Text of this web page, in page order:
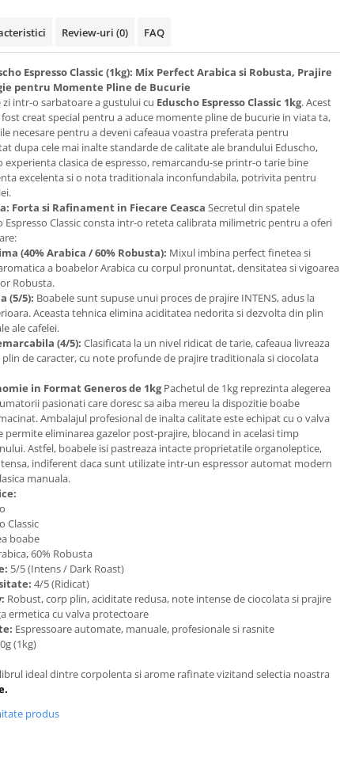
Review-uri (0) FAQ
Espresso Classic (1kg): Mix Perfect Arabica si Robusta, Prajire
pentru Momente Pline de Bucurie
intr-o sarbatoare a gustului cu Eduscho Espresso Classic 1kg. Acest
creat special pentru a aduce momente pline de bucurie in viata ta,
necesare pentru a deveni cafeaua voastra preferata pentru
dupa cele mai inalte standarde de calitate ale brandului Eduscho,
clasica de espresso, remarcandu-se printr-o tarie bine
excelenta si o nota traditionala inconfundabila, potrivita pentru
Forta si Rafinament in Fiecare Ceasca Secretul din spatele
Espresso Classic consta intr-o reteta calibrata milimetric pentru a oferi
(40% Arabica / 60% Robusta): Mixul imbina perfect finetea si
a boabelor Arabica cu corpul pronuntat, densitatea si vigoarea
Robusta.
(5/5): Boabele sunt supuse unui proces de prajire INTENS, adus la
Aceasta tehnica elimina aciditatea nedorita si dezvolta din plin
ale cafelei.
(4/5): Clasificata la un nivel ridicat de tarie, cafeaua livreaza
de caracter, cu note profunde de prajire traditionala si ciocolata
in Format Generos de 1kgPachetul de 1kg reprezinta alegerea
pasionati care doresc sa aiba mereu la dispozitie boabe
Ambalajul profesional de inalta calitate este echipat cu o valva
permite eliminarea gazelor post-prajire, blocand in acelasi timp
Astfel, boabele isi pastreaza intacte proprietatile organoleptice,
indiferent daca sunt utilizate intr-un espressor automat modern
manuala.
Classic
boabe
60% Robusta
5/5 (Intens / Dark Roast)
4/5 (Ridicat)
Robust, corp plin, aciditate redusa, note intense de ciocolata si prajire
ermetica cu valva protectoare
Espressoare automate, manuale, profesionale si rasnite
(1kg)
ideal dintre corpolenta si arome rafinate vizitand selectia noastra
produs